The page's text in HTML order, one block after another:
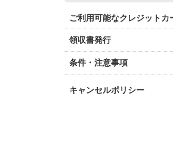
ご利用可能なクレジットカ
領収書発行
条件・注意事項
キャンセルポリシー